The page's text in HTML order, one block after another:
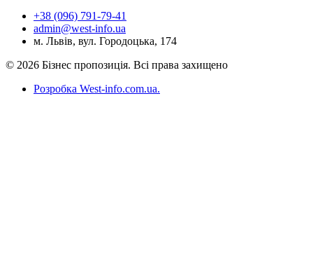
+38 (096) 791-79-41
admin@west-info.ua
м. Львів, вул. Городоцька, 174
© 2026 Бізнес пропозиція. Всі права захищено
Розробка West-info.com.ua.